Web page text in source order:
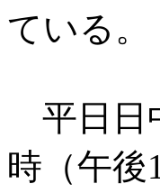
ている。
平日日
時（午後